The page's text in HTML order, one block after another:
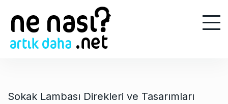
Sokak Lambası Direkleri ve Tasarımları